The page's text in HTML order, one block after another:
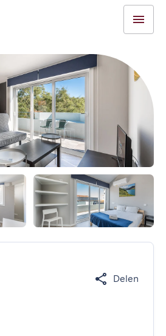
Delen